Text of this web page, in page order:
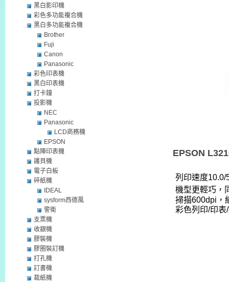
EPSON
列印速度10.0/
機型更輕巧，
掃描600dpi，
彩色列印/印表
黑白影印機
彩色多功能複合機
黑白多功能複合機
Brother
Fuji
Canon
Panasonic
彩色印表機
黑白印表機
打卡鐘
投影機
NEC
Panasonic
LCD商務機
EPSON
點陣印表機
護貝機
電子白板
碎紙機
IDEAL
sysform西德風
警衛
支票機
收銀機
膠裝機
膠圈裝訂機
打孔機
訂書機
裁紙機